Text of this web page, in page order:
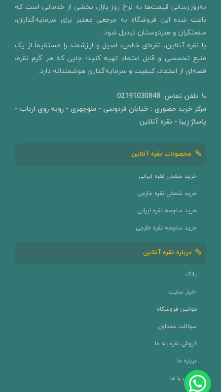
به‌روزرسانی قیمت‌ها به نرخ روز بازار، بخشی از خدماتی است که
باعث شده این فروشگاه به مرجعی معتبر برای سرمایه‌گذاران،
صنعتگران و هنردوستان تبدیل شود.
با نقره آنلاین، نقره‌ای خالص، اصیل و ارزشمند را مستقیماً از یک
منبع تخصصی و قابل اعتماد تهیه کنید؛ جایی که هر گرم نقره،
قصه‌ای از اعتماد، کیفیت و سرمایه‌گذاری هوشمندانه دارد.
تلفن تماس: 02191030848
مرکز خرید حضوری : خیابان فردوسی - منوچهری - روبه روی ارباب -
پاساژ زیبا - نقره آنلاین
محصولات نقره آنلاین
خرید شمش نقره ایرانی
خرید شمش نقره خارجی
خرید ساچمه نقره ایرانی
خرید ساچمه نقره خارجی
درباره نقره آنلاین
بلاگ
اخبار سایت
قوانین فروشگاه
سوالات متداول
فروش نقره به ما
درباره ما
تماس با ما